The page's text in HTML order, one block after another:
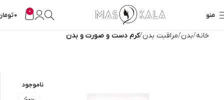
منو 0
0
خانه بدن مراقبت بدن کرم دست و صورت و بدن
ناموجود